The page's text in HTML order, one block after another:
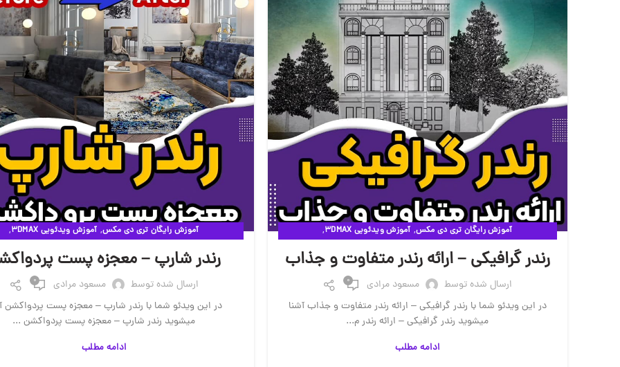
آموزش رایگان تری دی مکس, آموزش ویدئویی 3DMAX ,
آموزش ویدئویی VRAY
رندر گرافیکی – ارائه رندر متفاوت و جذاب
ارسال شده توسط مسعود مرادی 0
در این ویدئو شما با رندر گرافیکی – ارائه رندر متفاوت و جذاب آشنا
میشوید رندر گرافیکی – ارائه رندر م...
ادامه مطلب
آموزش رایگان تری دی مکس, آموزش ویدئویی 3DMAX ,
رندر شارپ – معجزه پست
ارسال شده توسط مسعود مرادی 0
در این ویدئو شما با رندر شارپ – معجزه پست پردواکشن
میشوید رندر شارپ – معجزه پست پردواکشن ...
ادامه مطلب